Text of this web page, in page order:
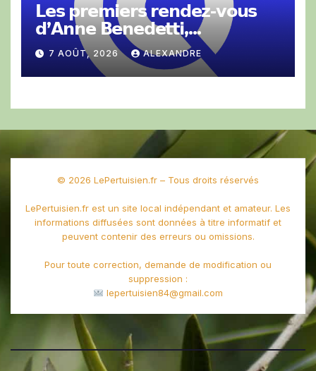
𝗟𝗲𝘀 𝗽𝗿𝗲𝗺𝗶𝗲𝗿𝘀 𝗿𝗲𝗻𝗱𝗲𝘇-𝘃𝗼𝘂𝘀
𝗱’𝗔𝗻𝗻𝗲 𝗕𝗲𝗻𝗲𝗱𝗲𝘁𝘁𝗶,
𝗣𝗿𝗲́𝘀𝗶𝗱𝗲𝗻𝘁𝗲 𝗱𝗲 𝗹𝗮 𝗖𝗖𝗜 𝗱𝗲
𝗩𝗮𝘂𝗰𝗹𝘂𝘀𝗲.
7 AOÛT, 2026 ALEXANDRE
© 2026 LePertuisien.fr – Tous droits réservés
LePertuisien.fr est un site local indépendant et amateur. Les
informations diffusées sont données à titre informatif et
peuvent contenir des erreurs ou omissions.
Pour toute correction, demande de modification ou
suppression :
lepertuisien84@gmail.com